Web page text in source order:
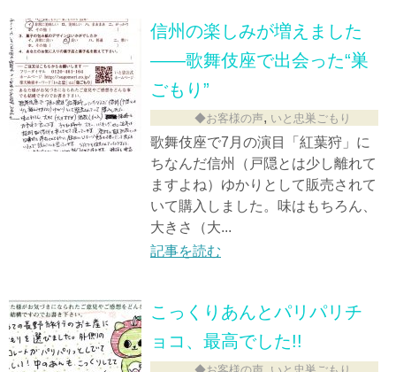
信州の楽しみが増えました
——歌舞伎座で出会った“巣
ごもり”
◆お客様の声, いと忠巣ごもり
歌舞伎座で7月の演目「紅葉狩」に
ちなんだ信州（戸隠とは少し離れて
ますよね）ゆかりとして販売されて
いて購入しました。味はもちろん、
大きさ（大...
記事を読む
こっくりあんとパリパリチ
ョコ、最高でした!!